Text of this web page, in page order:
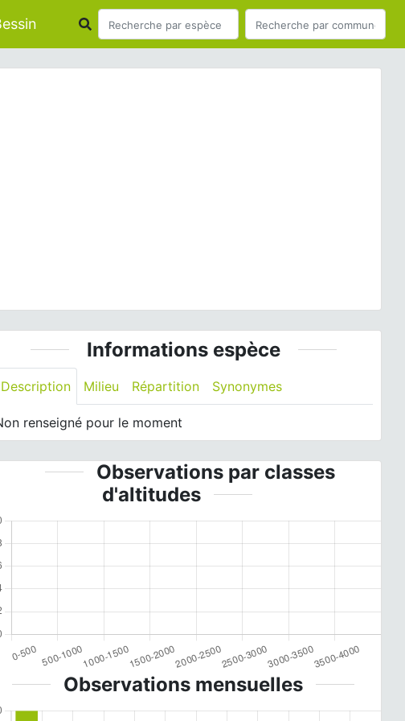
Informations espèce
Description Milieu Répartition Synonymes
renseigné pour le moment
Observations par classes
d'altitudes
Observations mensuelles